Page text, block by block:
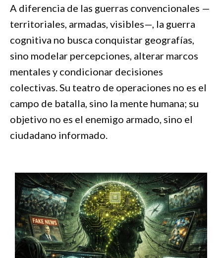
A diferencia de las guerras convencionales —
territoriales, armadas, visibles—, la guerra
cognitiva no busca conquistar geografías,
sino modelar percepciones, alterar marcos
mentales y condicionar decisiones
colectivas. Su teatro de operaciones no es el
campo de batalla, sino la mente humana; su
objetivo no es el enemigo armado, sino el
ciudadano informado.